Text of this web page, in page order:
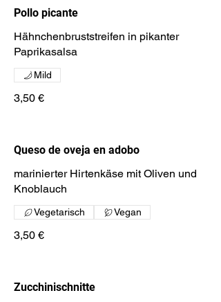
Pollo picante
Hähnchenbruststreifen in pikanter
Paprikasalsa
3,50 €
Mild
Queso de oveja en adobo
marinierter Hirtenkäse mit Oliven und
Knoblauch
3,50 €
Vegetarisch Vegan
Zucchinischnitte